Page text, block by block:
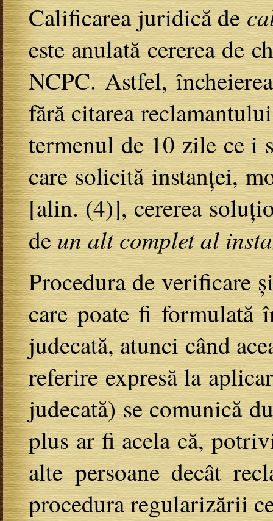
Calificarea juridică de
este anulată cererea de
NCPC. Astfel,
fără citarea reclamantului
termenul de 10 zile ce i
care solicită instanței,
[alin. (4)], cererea
deun alt complet al
Procedura de verificare
care poate fi formulată
judecată, atunci când
referire expresă la
judecată) se comunică
plus ar fi acela că,
alte persoane decât
procedura regularizării